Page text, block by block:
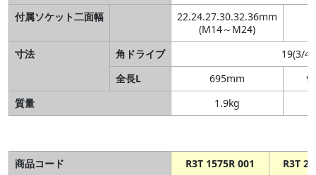
付属ソケット二面幅
22.24.27.30.32.36mm
(M14～M24)
寸法 角ドライブ
19(3/
全長L
695mm
質量
1.9kg
商品コード R3T 1575R 001
R3T